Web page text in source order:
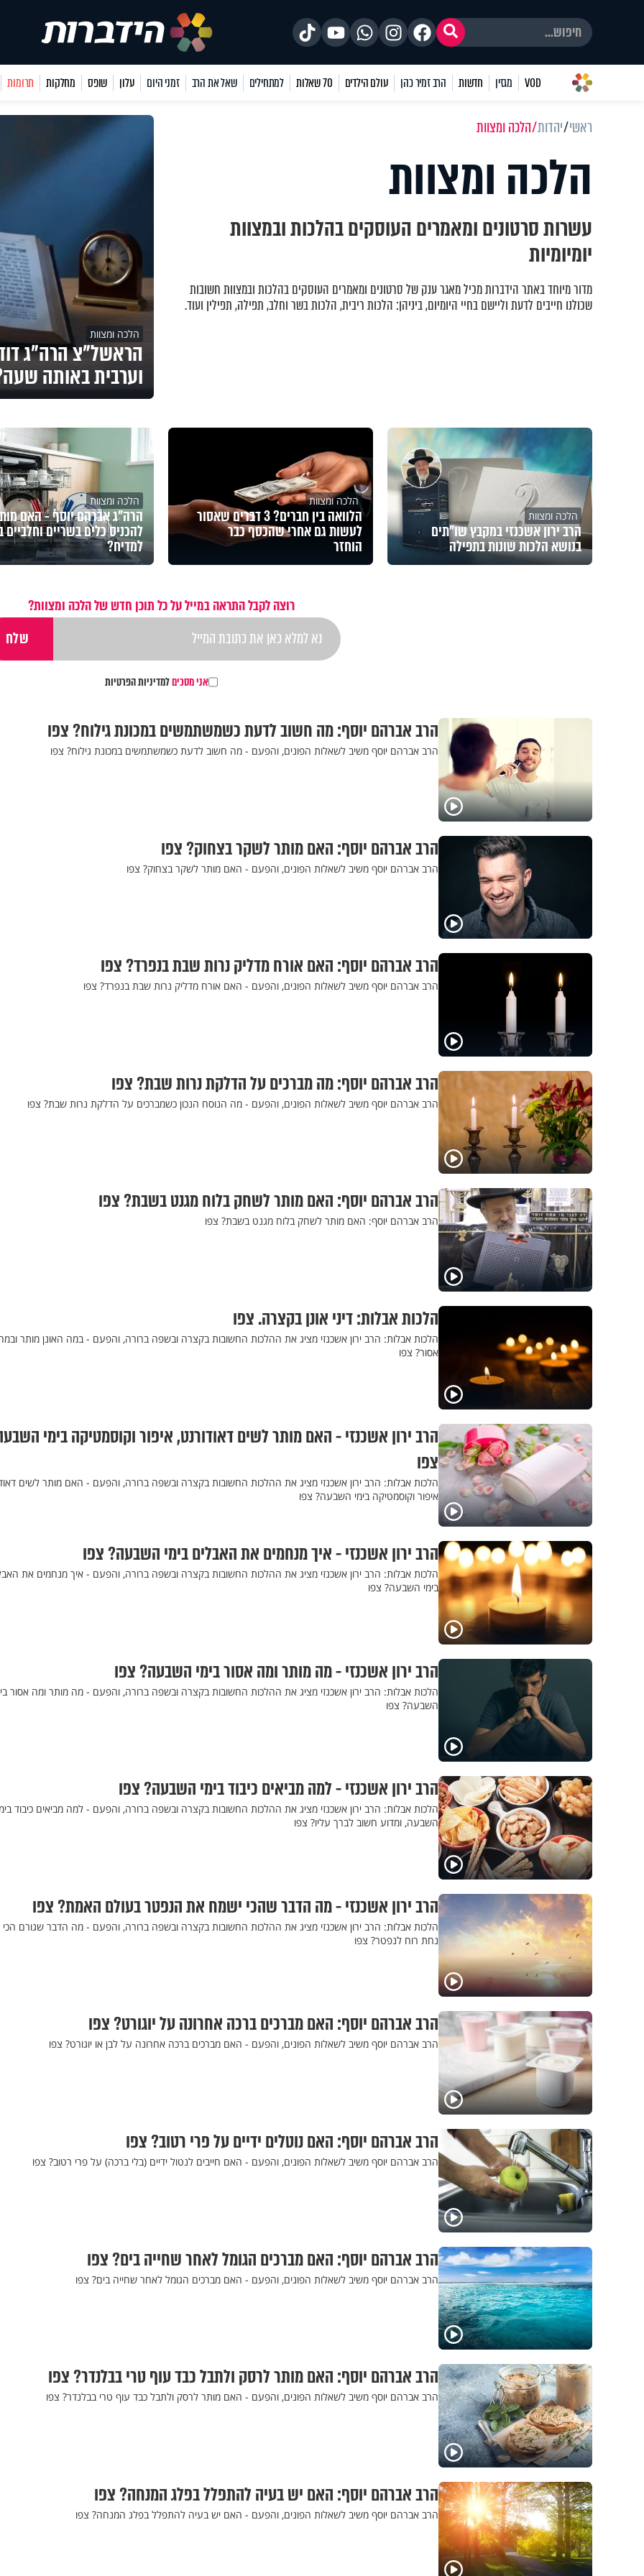
VOD מגזין חדשות הרב זמיר כהן עולם הילדים 70 שאלות למתחילים שאל את הרב זמני היום עלון שופס מחלקות תרומות
ראשי יהדות הלכה ומצוות
הלכה ומצוות
עשרות סרטונים ומאמרים העוסקים בהלכות ובמצוות
יומיומיות
מדור מיוחד באתר הידברות מכיל מאגר ענק של סרטונים ומאמרים העוסקים בהלכות ובמצוות חשובות
שכולנו חייבים לדעת וליישם בחיי היומיום, ביניהן: הלכות ריבית, הלכות בשר וחלב, תפילה, תפילין ועוד.
הלכה ומצוות
הראשל"צ הרה"ג
וערבית באותה
הלכה ומצוות
הרב ירון אשכנזי במקבץ שו"תים
בנושא הלכות שונות בתפילה
הלכה ומצוות
הלוואה בין חברים? 3 דברים שאסור
לעשות גם אחרי שהכסף כבר
הוחזר
הלכה ומצוות
הרה"ג אברהם יוסף - האם
להכניס כלים בשריים וחלביים
למדיח?
רוצה לקבל התראה במייל על כל תוכן חדש של הלכה ומצוות?
אני מסכיםלמדיניות הפרטיות
הרב אברהם יוסף: מה חשוב לדעת כשמשתמשים במכונת גילוח? צפו
הרב אברהם יוסף משיב לשאלות הפונים, והפעם - מה חשוב לדעת כשמשתמשים במכונת גילוח? צפו
הרב אברהם יוסף: האם מותר לשקר בצחוק? צפו
הרב אברהם יוסף משיב לשאלות הפונים, והפעם - האם מותר לשקר בצחוק? צפו
הרב אברהם יוסף: האם אורח מדליק נרות שבת בנפרד? צפו
הרב אברהם יוסף משיב לשאלות הפונים, והפעם - האם אורח מדליק נרות שבת בנפרד? צפו
הרב אברהם יוסף: מה מברכים על הדלקת נרות שבת? צפו
הרב אברהם יוסף משיב לשאלות הפונים, והפעם - מה הנוסח הנכון כשמברכים על הדלקת נרות שבת? צפו
הרב אברהם יוסף: האם מותר לשחק בלוח מגנט בשבת? צפו
הרב אברהם יוסף: האם מותר לשחק בלוח מגנט בשבת? צפו
הלכות אבלות: דיני אונן בקצרה. צפו
הלכות אבלות: הרב ירון אשכנזי מציג את ההלכות החשובות בקצרה ובשפה ברורה, והפעם - במה האונן מותר
אסור? צפו
הרב ירון אשכנזי - האם מותר לשים דאודורנט, איפור וקוסמטיקה בימי
צפו
הלכות אבלות: הרב ירון אשכנזי מציג את ההלכות החשובות בקצרה ובשפה ברורה, והפעם - האם מותר לשים
איפור וקוסמטיקה בימי השבעה? צפו
הרב ירון אשכנזי - איך מנחמים את האבלים בימי השבעה? צפו
הלכות אבלות: הרב ירון אשכנזי מציג את ההלכות החשובות בקצרה ובשפה ברורה, והפעם - איך מנחמים את
בימי השבעה? צפו
הרב ירון אשכנזי - מה מותר ומה אסור בימי השבעה? צפו
הלכות אבלות: הרב ירון אשכנזי מציג את ההלכות החשובות בקצרה ובשפה ברורה, והפעם - מה מותר ומה אסור
השבעה? צפו
הרב ירון אשכנזי - למה מביאים כיבוד בימי השבעה? צפו
הלכות אבלות: הרב ירון אשכנזי מציג את ההלכות החשובות בקצרה ובשפה ברורה, והפעם - למה מביאים כיבוד
השבעה, ומדוע חשוב לברך עליו? צפו
הרב ירון אשכנזי - מה הדבר שהכי ישמח את הנפטר בעולם האמת? צפו
הלכות אבלות: הרב ירון אשכנזי מציג את ההלכות החשובות בקצרה ובשפה ברורה, והפעם - מה הדבר שגורם
נחת רוח לנפטר? צפו
הרב אברהם יוסף: האם מברכים ברכה אחרונה על יוגורט? צפו
הרב אברהם יוסף משיב לשאלות הפונים, והפעם - האם מברכים ברכה אחרונה על לבן או יוגורט? צפו
הרב אברהם יוסף: האם נוטלים ידיים על פרי רטוב? צפו
הרב אברהם יוסף משיב לשאלות הפונים, והפעם - האם חייבים לנטול ידיים (בלי ברכה) על פרי רטוב? צפו
הרב אברהם יוסף: האם מברכים הגומל לאחר שחייה בים? צפו
הרב אברהם יוסף משיב לשאלות הפונים, והפעם - האם מברכים הגומל לאחר שחייה בים? צפו
הרב אברהם יוסף: האם מותר לרסק ולתבל כבד עוף טרי בבלנדר? צפו
הרב אברהם יוסף משיב לשאלות הפונים, והפעם - האם מותר לרסק ולתבל כבד עוף טרי בבלנדר? צפו
הרב אברהם יוסף: האם יש בעיה להתפלל בפלג המנחה? צפו
הרב אברהם יוסף משיב לשאלות הפונים, והפעם - האם יש בעיה להתפלל בפלג המנחה? צפו